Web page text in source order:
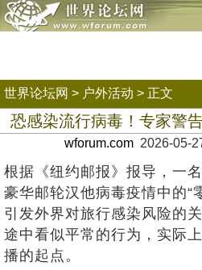
世界论坛网 > 户外活动 > 正文
恐感染流行病毒！专家警
wforum.com 2026-05-
根据《纽约邮报》报导，一
豪华邮轮汉他病毒疫情中的“
引发外界对旅行感染风险的
途中看似平常的行为，实际
播的起点。